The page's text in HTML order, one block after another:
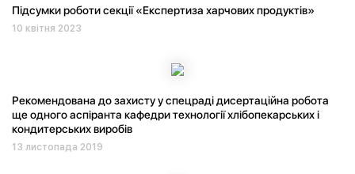
Підсумки роботи секції «Експертиза харчових продуктів»
10 квітня 2023
Рекомендована до захисту у спецраді дисертаційна робота
ще одного аспіранта кафедри технології хлібопекарських і
кондитерських виробів
13 листопада 2019